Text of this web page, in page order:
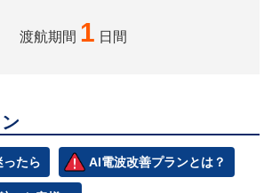
渡航期間 1 日間
ったら AI電波改善プランとは？